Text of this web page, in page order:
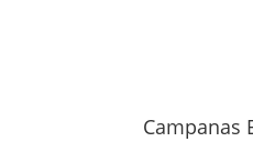
Campanas